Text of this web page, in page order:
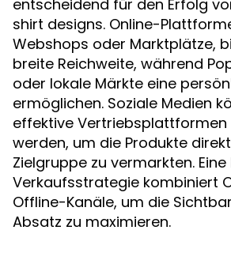
entscheidend für den Erfolg
shirt designs. Online-
Webshops oder Marktplätze,
breite Reichweite, während
oder lokale Märkte eine
ermöglichen. Soziale Medien
effektive Vertriebsplattformen
werden, um die Produkte
Zielgruppe zu vermarkten.
Verkaufsstrategie kombiniert
Offline-Kanäle, um die
Absatz zu maximieren.